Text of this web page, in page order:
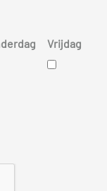
Vrijdag